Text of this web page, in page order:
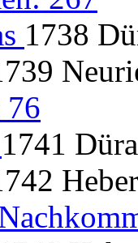
1738
76
1741